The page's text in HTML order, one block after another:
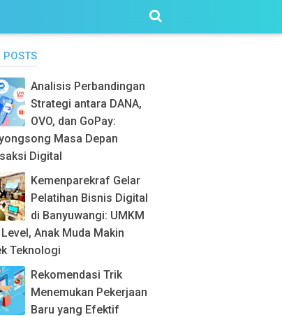
POSTS
Analisis Perbandingan
Strategi antara DANA,
OVO, dan GoPay:
Masa Depan
Digital
Kemenparekraf Gelar
Pelatihan Bisnis Digital
di Banyuwangi: UMKM
Anak Muda Makin
Teknologi
Rekomendasi Trik
Menemukan Pekerjaan
Baru yang Efektif